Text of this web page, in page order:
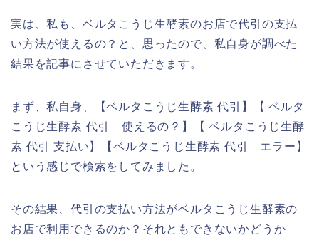
実は、私も、ベルタこうじ生酵素のお店で代引の支払
い方法が使えるの？と、思ったので、私自身が調べた
結果を記事にさせていただきます。
まず、私自身、【ベルタこうじ生酵素 代引】【 ベルタ
こうじ生酵素 代引 使えるの？】【 ベルタこうじ生酵
素 代引 支払い】【ベルタこうじ生酵素 代引 エラー】
という感じで検索をしてみました。
その結果、代引の支払い方法がベルタこうじ生酵素の
お店で利用できるのか？それともできないかどうか